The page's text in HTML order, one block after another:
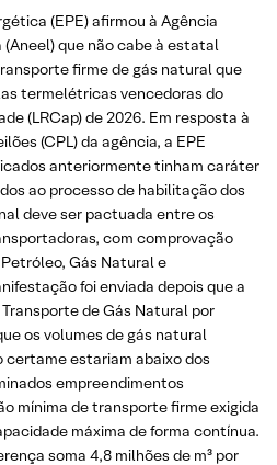
(EPE) afirmou à Agência
que não cabe à estatal
firme de gás natural que
termelétricas vencedoras do
(LRCap) de 2026. Em resposta à
(CPL) da agência, a EPE
anteriormente tinham caráter
ao processo de habilitação dos
deve ser pactuada entre os
com comprovação
Gás Natural e
foi enviada depois que a
de Gás Natural por
os volumes de gás natural
certame estariam abaixo dos
empreendimentos
mínima de transporte firme exigida
máxima de forma contínua.
soma 4,8 milhões de m³ por